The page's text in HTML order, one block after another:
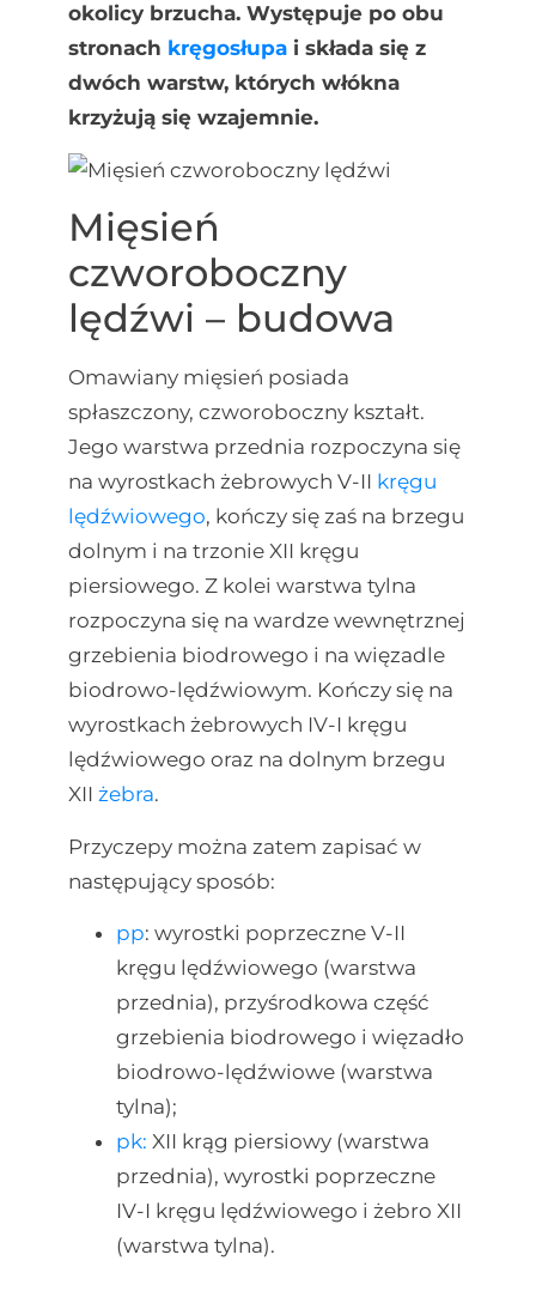
okolicy brzucha. Występuje po obu
stronach kręgosłupai składa się z
dwóch warstw, których włókna
krzyżują się wzajemnie.
Mięsień
czworoboczny
lędźwi – budowa
Omawiany mięsień posiada
spłaszczony, czworoboczny kształt.
Jego warstwa przednia rozpoczyna się
na wyrostkach żebrowych V-II kręgu
lędźwiowego, kończy się zaś na brzegu
dolnym i na trzonie XII kręgu
piersiowego. Z kolei warstwa tylna
rozpoczyna się na wardze wewnętrznej
grzebienia biodrowego i na więzadle
biodrowo-lędźwiowym. Kończy się na
wyrostkach żebrowych IV-I kręgu
lędźwiowego oraz na dolnym brzegu
XII żebra.
Przyczepy można zatem zapisać w
następujący sposób:
pp: wyrostki poprzeczne V-II
kręgu lędźwiowego (warstwa
przednia), przyśrodkowa część
grzebienia biodrowego i więzadło
biodrowo-lędźwiowe (warstwa
tylna);
pk: XII krąg piersiowy (warstwa
przednia), wyrostki poprzeczne
IV-I kręgu lędźwiowego i żebro XII
(warstwa tylna).